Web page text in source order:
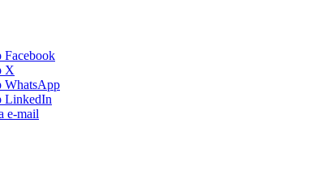
Facebook
X
WhatsApp
LinkedIn
e-mail